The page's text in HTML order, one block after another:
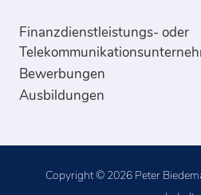
Finanzdienstleistungs- oder
Bewerbungen
Ausbildungen
Copyright © 2026 Peter